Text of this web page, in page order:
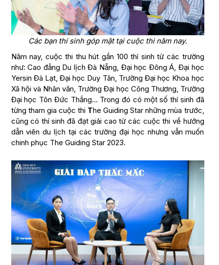
Các bạn thí sinh góp mặt tại cuộc thi năm nay.
Năm nay, cuộc thi thu hút gần 100 thí sinh từ các trường
như: Cao đẳng Du lịch Đà Nẵng, Đại học Đông Á, Đại học
Yersin Đà Lạt, Đại học Duy Tân, Trường Đại học Khoa học
Xã hội và Nhân văn, Trường Đại học Công Thương, Trường
Đại học Tôn Đức Thắng… Trong đó có một số thí sinh đã
từng tham gia cuộc thi The Guiding Star những mùa trước,
cũng có thí sinh đã đạt giải cao từ các cuộc thi về hướng
dẫn viên du lịch tại các trường đại học nhưng vẫn muốn
chinh phục The Guiding Star 2023.